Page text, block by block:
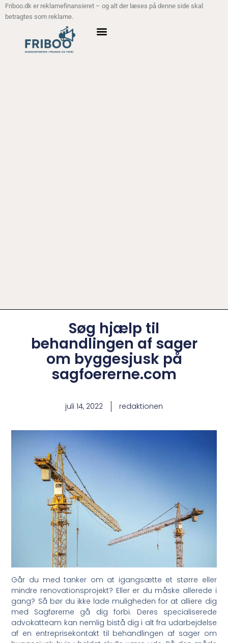
Friboo.dk er reklamefinansieret – og alt der læses på denne side skal
betragtes som reklame.
Søg hjælp til
behandlingen af sager
om byggesjusk på
sagfoererne.com
juli 14, 2022 redaktionen
Går du med tanker om at igangsætte et større eller
mindre renovationsprojekt? Eller er du måske allerede i
gang? Så bør du ikke lade muligheden for at alliere dig
med Sagførerne gå dig forbi. Deres specialiserede
advokatteam kan nemlig bistå dig i alt fra udarbejdelse
af en entreprisekontakt til behandlingen af sager om